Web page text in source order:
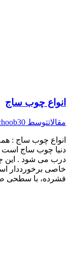
انواع چوب ساج
مقالاتتوسط 30 مرداد, 1400
انواع چوب ساج :
دنیا چوب ساج است
درب می شود . این
خاصی برخورددار
فشرده​​، با